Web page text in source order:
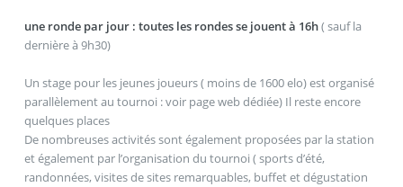
une ronde par jour : toutes les rondes se jouent à 16h( sauf la
dernière à 9h30)
Un stage pour les jeunes joueurs ( moins de 1600 elo) est organisé
parallèlement au tournoi : voir page web dédiée) Il reste encore
quelques places
De nombreuses activités sont également proposées par la station
et également par l’organisation du tournoi ( sports d’été,
randonnées, visites de sites remarquables, buffet et dégustation